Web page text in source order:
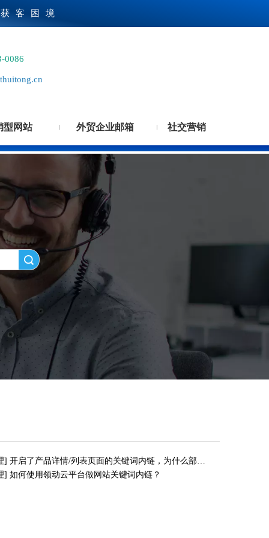
客困境
0086
型网站 外贸企业邮箱 社交营销
] 开启了产品详情/列表页面的关键词内链，为什么部分关键词无法点击跳转？
] 如何使用领动云平台做网站关键词内链？